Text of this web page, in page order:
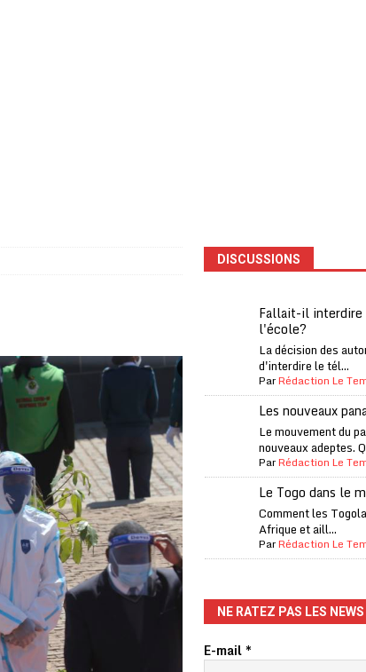
et de l’AC Milan, est mort à 66 ans
A LA UNE
à «l’unanimité» d’un boycott des Coupes du monde
International exige une enquête
A LA UNE
de Côte d’Ivoire A LA UNE
DISCUSSIONS
Fallait-il interdire
l'école?
La décision des
d'interdire le tél...
ParRédaction Le
Les nouveaux
Le mouvement du
nouveaux adeptes.
ParRédaction Le
Le Togo dans le
Comment les
Afrique et aill...
ParRédaction Le
NE RATEZ PAS LES NEWS
E-mail*